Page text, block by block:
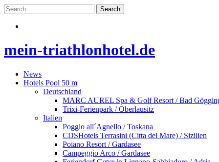
mein-triathlonhotel.de
News
Hotels Pool 50 m
Deutschland
MARC AUREL Spa & Golf Resort / Bad
Trixi-Ferienpark / Oberlausitz
Italien
Poggio all´Agnello / Toskana
CDSHotels Terrasini (Citta del Mare) / Sizilien
Poiano Resort / Gardasee
Campeggio Arco / Gardasee